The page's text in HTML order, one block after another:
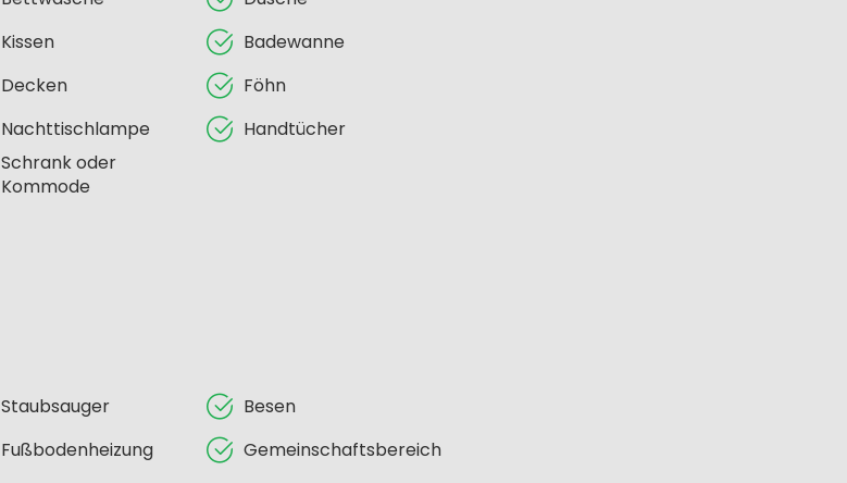
Kissen
Decken
Nachttischlampe
Schrank oder
Kommode
Badewanne
Föhn
Handtücher
Staubsauger
Besen
Fußbodenheizung Gemeinschaftsbereich